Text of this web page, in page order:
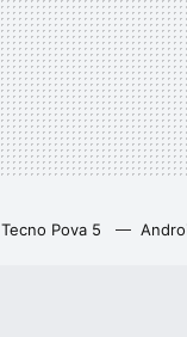
Tecno Pova 5